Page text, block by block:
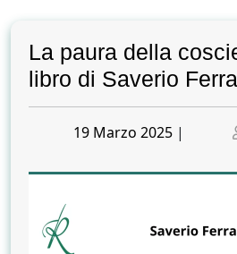
La paura della
libro di Saverio
Posted
19 Marzo 2025 |